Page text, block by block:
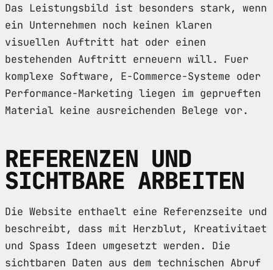
Das Leistungsbild ist besonders stark, wenn
ein Unternehmen noch keinen klaren
visuellen Auftritt hat oder einen
bestehenden Auftritt erneuern will. Fuer
komplexe Software, E-Commerce-Systeme oder
Performance-Marketing liegen im geprueften
Material keine ausreichenden Belege vor.
REFERENZEN UND
SICHTBARE ARBEITEN
Die Website enthaelt eine Referenzseite und
beschreibt, dass mit Herzblut, Kreativitaet
und Spass Ideen umgesetzt werden. Die
sichtbaren Daten aus dem technischen Abruf